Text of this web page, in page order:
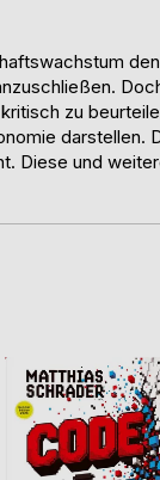
zu
darstellen.
Diese und